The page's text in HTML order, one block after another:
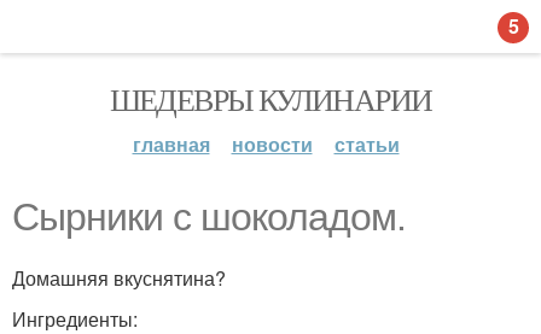
ШЕДЕВРЫ КУЛИНАРИИ
главная новости статьи
Сырники с шоколадом.
Домашняя вкуснятина?
Ингредиенты:
5